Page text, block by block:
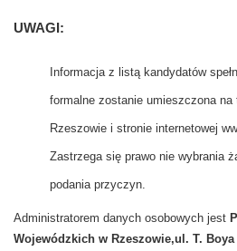
UWAGI:
Informacja z listą kandydatów
formalne zostanie umieszczona na
Rzeszowie i stronie internetowej
Zastrzega się prawo nie wybrania
podania przyczyn.
Administratorem danych osobowych jest
Wojewódzkich w Rzeszowie,ul. T. Boya